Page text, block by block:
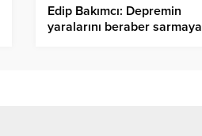
Edip Bakımcı: Depremin
yaralarını beraber sarmaya